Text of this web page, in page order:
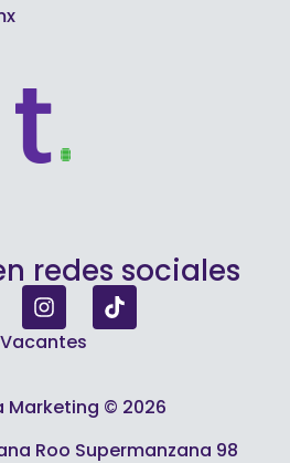
redes sociales
Vacantes
Marketing © 2026
Roo Supermanzana 98